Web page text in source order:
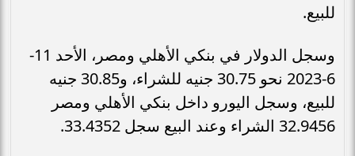
للبيع.
وسجل الدولار في بنكي الأهلي ومصر، الأحد 11-
6-2023 نحو 30.75 جنيه للشراء، و30.85 جنيه
للبيع، وسجل اليورو داخل بنكي الأهلي ومصر
32.9456 الشراء وعند البيع سجل 33.4352.